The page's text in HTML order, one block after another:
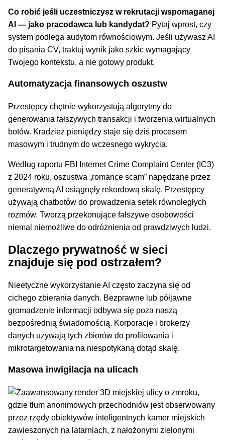
Co robić jeśli uczestniczysz w rekrutacji wspomaganej
AI — jako pracodawca lub kandydat? Pytaj wprost, czy
system podlega audytom równościowym. Jeśli używasz AI
do pisania CV, traktuj wynik jako szkic wymagający
Twojego kontekstu, a nie gotowy produkt.
Automatyzacja finansowych oszustw
Przestępcy chętnie wykorzystują algorytmy do
generowania fałszywych transakcji i tworzenia wirtualnych
botów. Kradzież pieniędzy staje się dziś procesem
masowym i trudnym do wczesnego wykrycia.
Według raportu FBI Internet Crime Complaint Center (IC3)
z 2024 roku, oszustwa „romance scam” napędzane przez
generatywną AI osiągnęły rekordową skalę. Przestępcy
używają chatbotów do prowadzenia setek równoległych
rozmów. Tworzą przekonujące fałszywe osobowości
niemal niemożliwe do odróżnienia od prawdziwych ludzi.
Dlaczego prywatność w sieci
znajduje się pod ostrzałem?
Nieetyczne wykorzystanie AI często zaczyna się od
cichego zbierania danych. Bezprawne lub półjawne
gromadzenie informacji odbywa się poza naszą
bezpośrednią świadomością. Korporacje i brokerzy
danych używają tych zbiorów do profilowania i
mikrotargetowania na niespotykaną dotąd skalę.
Masowa inwigilacja na ulicach